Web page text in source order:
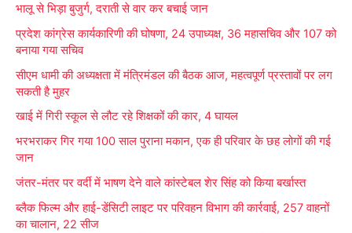
o
:
भालू से भिड़ा बुजुर्ग, दराती से वार कर बचाई जान
प्रदेश कांग्रेस कार्यकारिणी की घोषणा, 24 उपाध्यक्ष, 36 महासचिव और 107 को
बनाया गया सचिव
सीएम धामी की अध्यक्षता में मंत्रिमंडल की बैठक आज, महत्वपूर्ण प्रस्तावों पर लग
सकती है मुहर
खाई में गिरी स्कूल से लौट रहे शिक्षकों की कार, 4 घायल
भरभराकर गिर गया 100 साल पुराना मकान, एक ही परिवार के छह लोगों की गई
जान
जंतर-मंतर पर वर्दी में भाषण देने वाले कांस्टेबल शेर सिंह को किया बर्खास्त
ब्लैक फिल्म और हाई-डेंसिटी लाइट पर परिवहन विभाग की कार्रवाई, 257 वाहनों
का चालान, 22 सीज